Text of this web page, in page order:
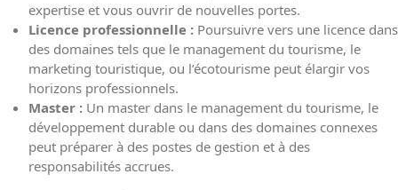
expertise et vous ouvrir de nouvelles portes.
Licence professionnelle : Poursuivre vers une licence dans
des domaines tels que le management du tourisme, le
marketing touristique, ou l’écotourisme peut élargir vos
horizons professionnels.
Master : Un master dans le management du tourisme, le
développement durable ou dans des domaines connexes
peut préparer à des postes de gestion et à des
responsabilités accrues.